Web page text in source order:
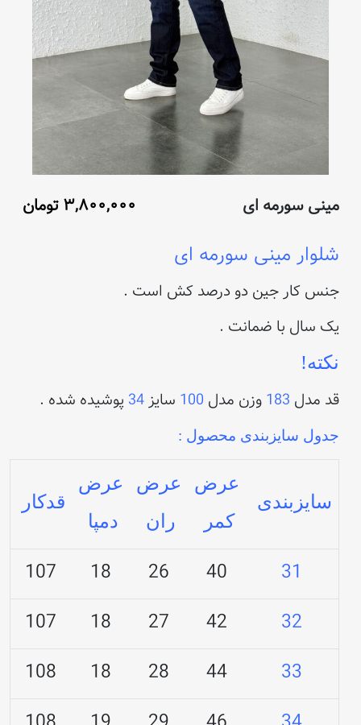
مینی سورمه ای ۳,۸۰۰,۰۰۰ تومان
شلوار مینی سورمه ای
جنس کار جین دو درصد کش است .
یک سال با ضمانت .
نکته!
قد مدل 183 وزن مدل 100 سایز34 پوشیده شده .
جدول سایزبندی محصول :
سایزبندی
عرض
کمر
عرض
ران
عرض
دمپا
قدکار
31
40
26
18
107
32
42
27
18
107
33
44
28
18
108